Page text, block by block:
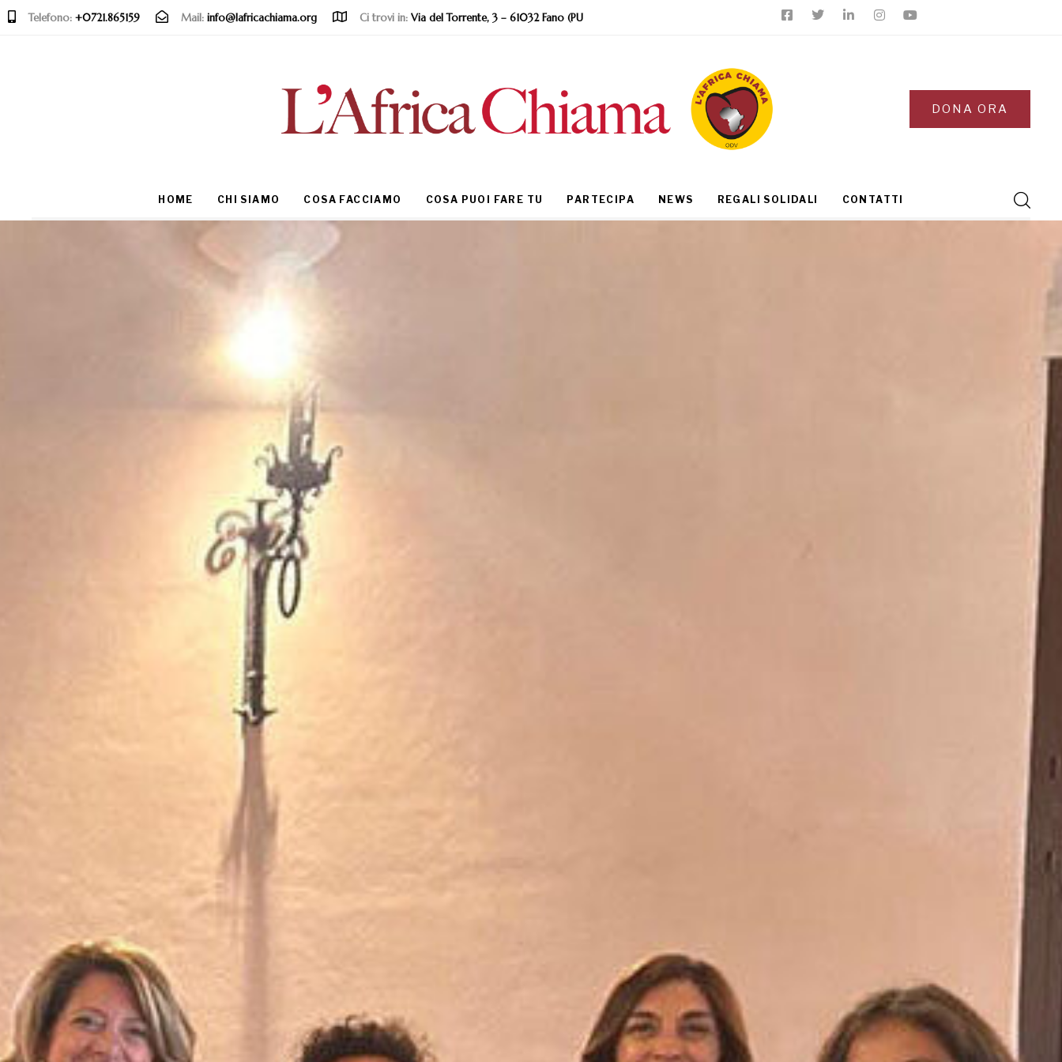
Telefono: +0721.865159 Mail: info@lafricachiama.org Ci trovi in: Via del Torrente, 3 – 61032 Fano (PU
DONA ORA
HOME CHI SIAMO COSA FACCIAMO COSA PUOI FARE TU PARTECIPA NEWS REGALI SOLIDALI CONTATTI